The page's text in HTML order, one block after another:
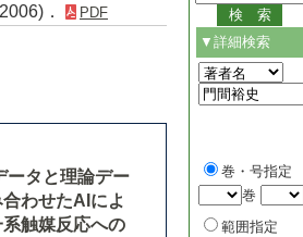
． PDF
ータと理論デー
わせたAIによ
触媒反応への
▼詳細検索
巻・号指定
巻
範囲指定